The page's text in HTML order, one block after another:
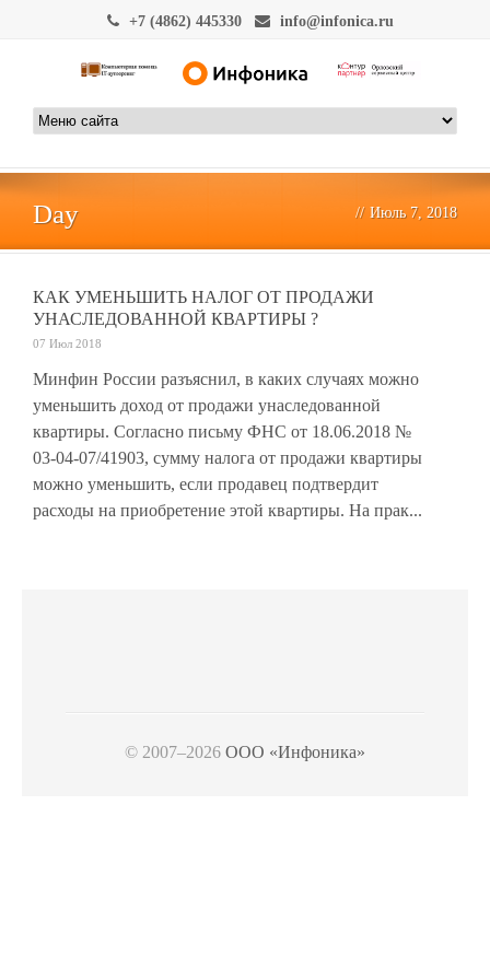
+7 (4862) 445330 info@infonica.ru
Day // Июль 7, 2018
КАК УМЕНЬШИТЬ НАЛОГ ОТ ПРОДАЖИ
УНАСЛЕДОВАННОЙ КВАРТИРЫ ?
07 Июл 2018
Минфин России разъяснил, в каких случаях можно
уменьшить доход от продажи унаследованной
квартиры. Согласно письму ФНС от 18.06.2018 №
03-04-07/41903, сумму налога от продажи квартиры
можно уменьшить, если продавец подтвердит
расходы на приобретение этой квартиры. На прак...
© 2007–2026 ООО «Инфоника»